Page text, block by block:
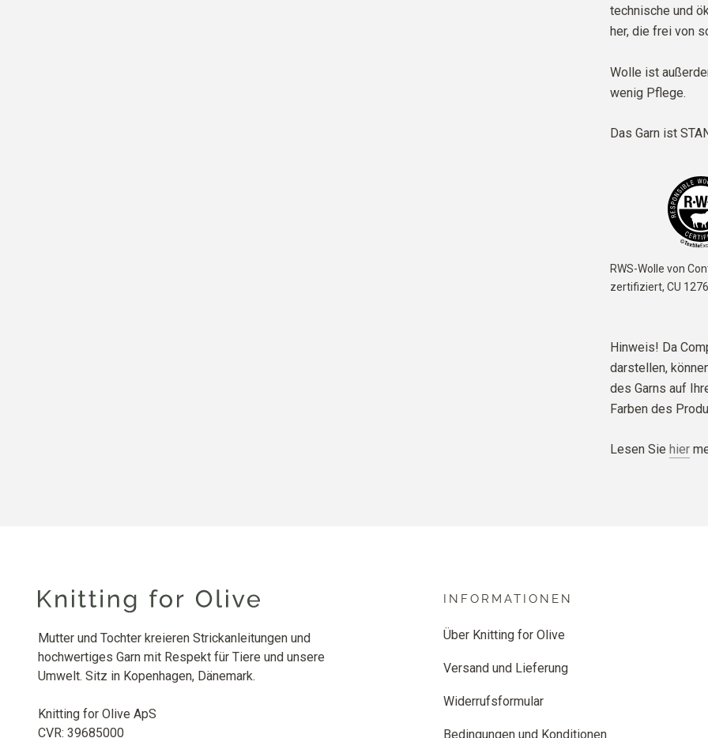
technische und
her, die frei von
Wolle ist
wenig Pflege.
Das Garn ist
RWS-Wolle von
zertifiziert, CU
Hinweis! Da
darstellen,
des Garns auf
Farben des
Lesen Sie hier
Mutter und Tochter kreieren Strickanleitungen und
hochwertiges Garn mit Respekt für Tiere und unsere
Umwelt. Sitz in Kopenhagen, Dänemark.
Knitting for Olive ApS
CVR: 39685000
INFORMATIONEN
Über Knitting for Olive
Versand und Lieferung
Widerrufsformular
Bedingungen und Konditionen